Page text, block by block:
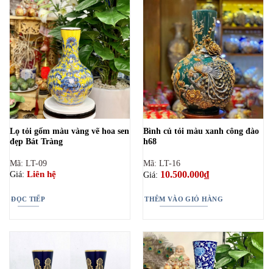
Lọ tỏi gốm màu vàng vẽ hoa sen
đẹp Bát Tràng
Mã: LT-09
Giá: Liên hệ
ĐỌC TIẾP
Bình củ tỏi màu xanh công đào
h68
Mã: LT-16
Giá: 10.500.000₫
THÊM VÀO GIỎ HÀNG